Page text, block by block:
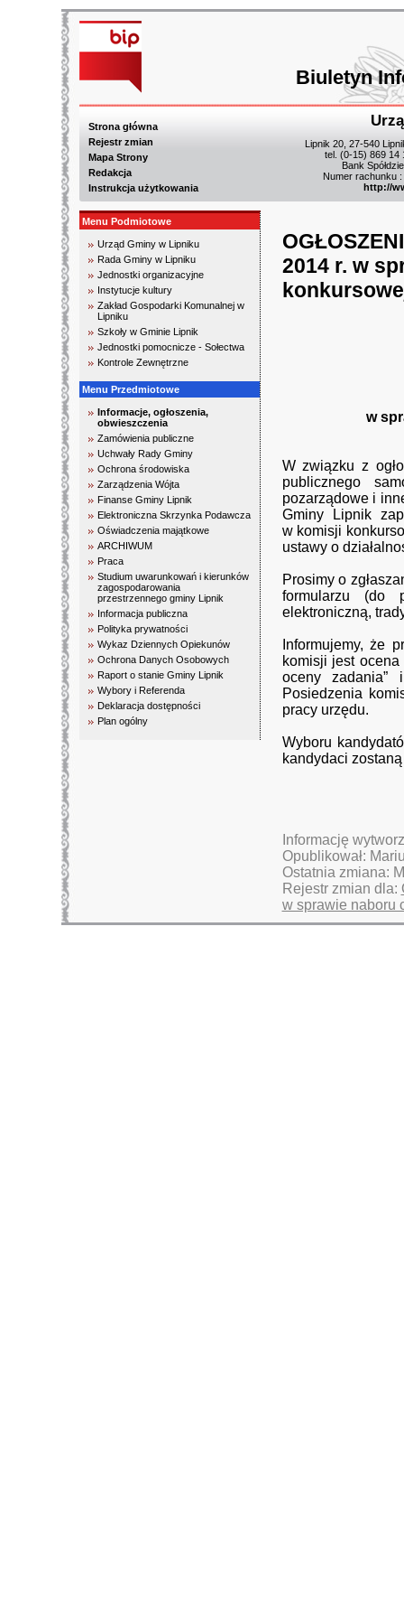
Biuletyn
Strona główna
Rejestr zmian
Mapa Strony
Redakcja
Instrukcja użytkowania
Lipnik 20, 27-540
tel. (0-15) 869 14
Bank
Numer rachunku
http://
Menu Podmiotowe
Urząd Gminy w Lipniku
Rada Gminy w Lipniku
Jednostki organizacyjne
Instytucje kultury
Zakład Gospodarki Komunalnej w
Lipniku
Szkoły w Gminie Lipnik
Jednostki pomocnicze - Sołectwa
Kontrole Zewnętrzne
Menu Przedmiotowe
Informacje, ogłoszenia,
obwieszczenia
Zamówienia publiczne
Uchwały Rady Gminy
Ochrona środowiska
Zarządzenia Wójta
Finanse Gminy Lipnik
Elektroniczna Skrzynka Podawcza
Oświadczenia majątkowe
ARCHIWUM
Praca
Studium uwarunkowań i kierunków
zagospodarowania
przestrzennego gminy Lipnik
Informacja publiczna
Polityka prywatności
Wykaz Dziennych Opiekunów
Ochrona Danych Osobowych
Raport o stanie Gminy Lipnik
Wybory i Referenda
Deklaracja dostępności
Plan ogólny
2014 r. w
w
W związku z
publicznego
pozarządowe i
Gminy Lipnik
w komisji
ustawy o
Prosimy o
formularzu (do
elektroniczną,
Informujemy, że
komisji jest
oceny zadania”
Posiedzenia
pracy urzędu.
Wyboru
kandydaci
Informację
Opublikował:
Ostatnia zmiana:
Rejestr zmian dla:
w sprawie naboru